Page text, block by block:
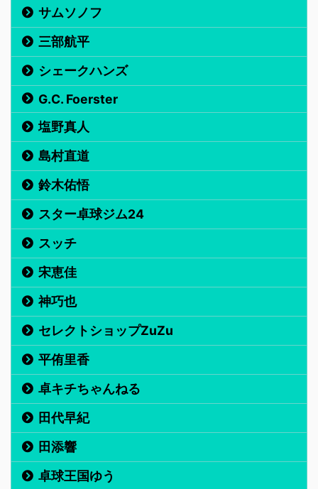
サムソノフ
三部航平
シェークハンズ
G.C. Foerster
塩野真人
島村直道
鈴木佑悟
スター卓球ジム24
スッチ
宋恵佳
神巧也
セレクトショップZuZu
平侑里香
卓キチちゃんねる
田代早紀
田添響
卓球王国ゆう